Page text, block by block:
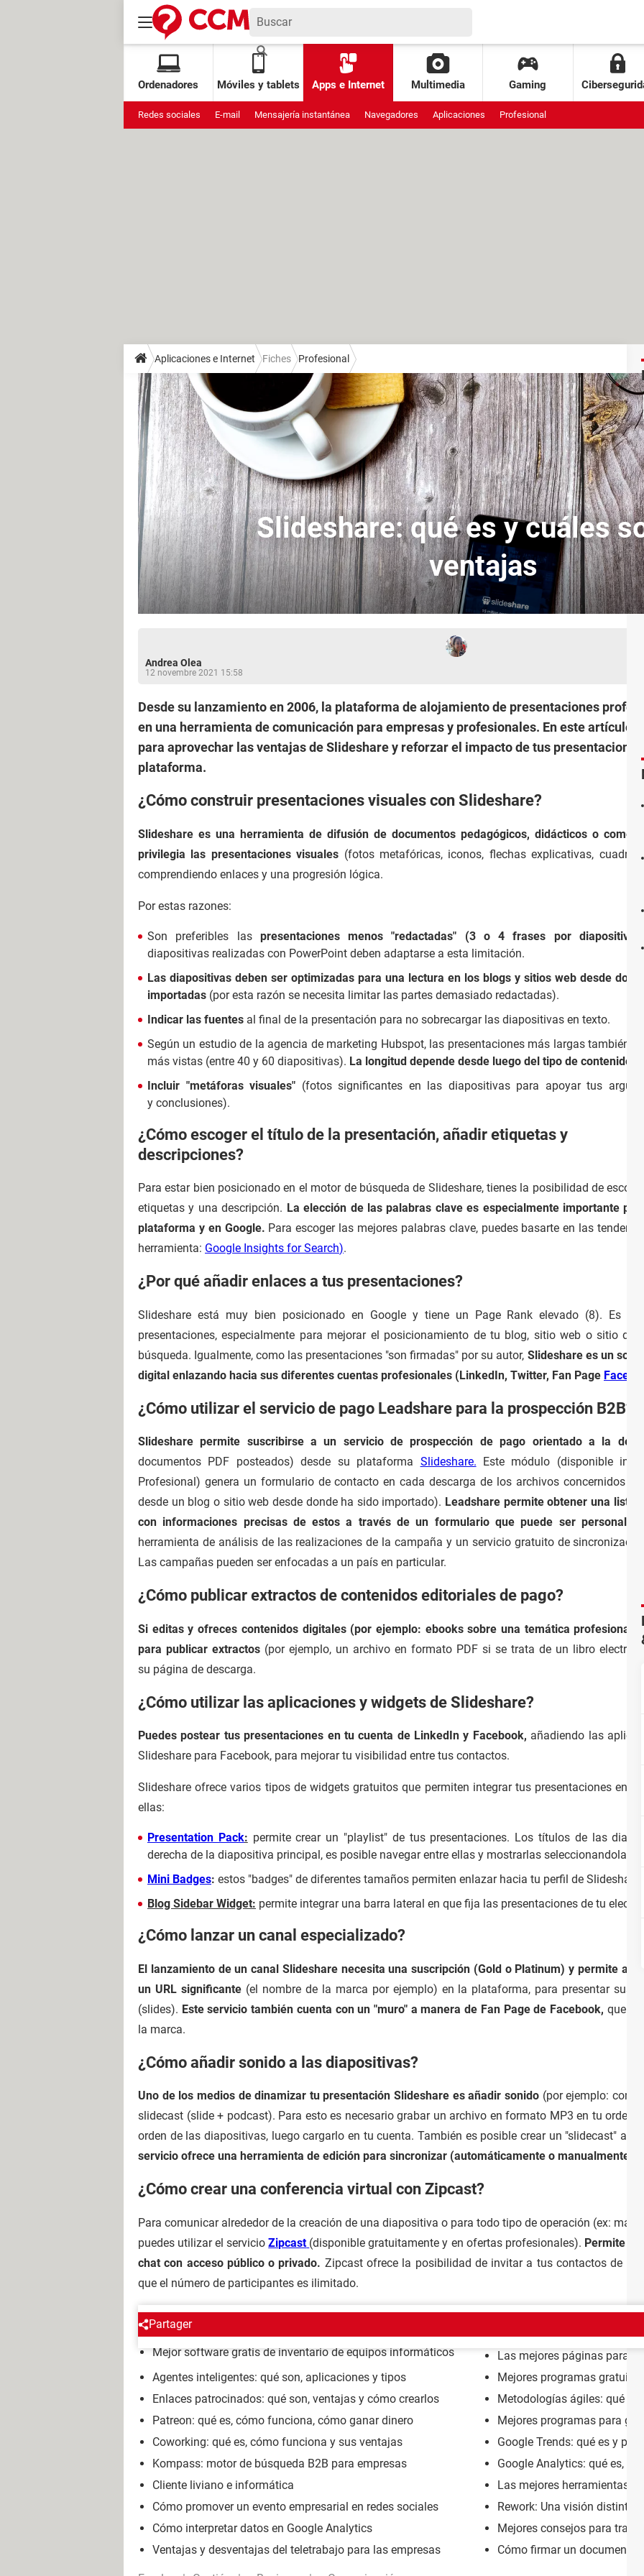
Ordenadores Móviles y tablets Apps e Internet Multimedia Gaming
Redes sociales E-mail Mensajería instantánea Navegadores Aplicaciones Profesional
Aplicaciones e Internet Fiches Profesional
Slideshare: qué es y cuáles
ventajas
Andrea Olea
12 novembre 2021 15:58
Desde su lanzamiento en 2006, la plataforma de alojamiento de presentaciones
en una herramienta de comunicación para empresas y profesionales. En este artículo
para aprovechar las ventajas de Slideshare y reforzar el impacto de tus presentaciones
plataforma.
¿Cómo construir presentaciones visuales con Slideshare?
Slideshare es una herramienta de difusión de documentos pedagógicos, didácticos o
privilegia las presentaciones visuales (fotos metafóricas, iconos, flechas explicativas,
comprendiendo enlaces y una progresión lógica.
Por estas razones:
Son preferibles las presentaciones menos "redactadas" (3 o 4 frases por diapositiva).
diapositivas realizadas con PowerPoint deben adaptarse a esta limitación.
Las diapositivas deben ser optimizadas para una lectura en los blogs y sitios web desde
importadas (por esta razón se necesita limitar las partes demasiado redactadas).
Indicar las fuentes al final de la presentación para no sobrecargar las diapositivas en texto.
Según un estudio de la agencia de marketing Hubspot, las presentaciones más largas también
más vistas (entre 40 y 60 diapositivas). La longitud depende desde luego del tipo de contenidos.
Incluir "metáforas visuales" (fotos significantes en las diapositivas para apoyar tus
y conclusiones).
¿Cómo escoger el título de la presentación, añadir etiquetas y
descripciones?
Para estar bien posicionado en el motor de búsqueda de Slideshare, tienes la posibilidad de
etiquetas y una descripción. La elección de las palabras clave es especialmente importante
plataforma y en Google. Para escoger las mejores palabras clave, puedes basarte en las
herramienta: Google Insights for Search).
¿Por qué añadir enlaces a tus presentaciones?
Slideshare está muy bien posicionado en Google y tiene un Page Rank elevado (8). Es
presentaciones, especialmente para mejorar el posicionamiento de tu blog, sitio web o sitio de
búsqueda. Igualmente, como las presentaciones "son firmadas" por su autor, Slideshare es un
digital enlazando hacia sus diferentes cuentas profesionales (LinkedIn, Twitter, Fan Page
¿Cómo utilizar el servicio de pago Leadshare para la prospección B2B?
Slideshare permite suscribirse a un servicio de prospección de pago orientado a la
documentos PDF posteados) desde su plataforma Slideshare. Este módulo (disponible
Profesional) genera un formulario de contacto en cada descarga de los archivos concernidos
desde un blog o sitio web desde donde ha sido importado). Leadshare permite obtener una lista
con informaciones precisas de estos a través de un formulario que puede ser
herramienta de análisis de las realizaciones de la campaña y un servicio gratuito de
Las campañas pueden ser enfocadas a un país en particular.
¿Cómo publicar extractos de contenidos editoriales de pago?
Si editas y ofreces contenidos digitales (por ejemplo: ebooks sobre una temática profesional)
para publicar extractos (por ejemplo, un archivo en formato PDF si se trata de un libro
su página de descarga.
¿Cómo utilizar las aplicaciones y widgets de Slideshare?
Puedes postear tus presentaciones en tu cuenta de LinkedIn y Facebook, añadiendo las
Slideshare para Facebook, para mejorar tu visibilidad entre tus contactos.
Slideshare ofrece varios tipos de widgets gratuitos que permiten integrar tus presentaciones en
ellas:
Presentation Pack: permite crear un "playlist" de tus presentaciones. Los títulos de las
derecha de la diapositiva principal, es posible navegar entre ellas y mostrarlas seleccionandolas
Mini Badges: estos "badges" de diferentes tamaños permiten enlazar hacia tu perfil de Slideshare
Blog Sidebar Widget: permite integrar una barra lateral en que fija las presentaciones de tu
¿Cómo lanzar un canal especializado?
El lanzamiento de un canal Slideshare necesita una suscripción (Gold o Platinum) y permite a
un URL significante(el nombre de la marca por ejemplo) en la plataforma, para presentar sus
(slides). Este servicio también cuenta con un "muro" a manera de Fan Page de Facebook, que
la marca.
¿Cómo añadir sonido a las diapositivas?
Uno de los medios de dinamizar tu presentación Slideshare es añadir sonido (por ejemplo:
slidecast (slide + podcast). Para esto es necesario grabar un archivo en formato MP3 en tu
orden de las diapositivas, luego cargarlo en tu cuenta. También es posible crear un "slidecast" a
servicio ofrece una herramienta de edición para sincronizar (automáticamente o manualmente)
¿Cómo crear una conferencia virtual con Zipcast?
Para comunicar alrededor de la creación de una diapositiva o para todo tipo de operación (ex:
puedes utilizar el servicio Zipcast (disponible gratuitamente y en ofertas profesionales). Permite
chat con acceso público o privado. Zipcast ofrece la posibilidad de invitar a tus contactos de
que el número de participantes es ilimitado.
Partager
PROFESIONAL
Mejor software gratis de inventario de equipos informáticos
Las mejores páginas para
Agentes inteligentes: qué son, aplicaciones y tipos
Mejores programas
Enlaces patrocinados: qué son, ventajas y cómo crearlos
Metodologías ágiles: qué
Patreon: qué es, cómo funciona, cómo ganar dinero
Mejores programas para
Coworking: qué es, cómo funciona y sus ventajas
Google Trends: qué es y para
Kompass: motor de búsqueda B2B para empresas
Google Analytics: qué es,
Cliente liviano e informática
Las mejores herramientas
Cómo promover un evento empresarial en redes sociales
Rework: Una visión distinta
Cómo interpretar datos en Google Analytics
Mejores consejos para
Ventajas y desventajas del teletrabajo para las empresas
Cómo firmar un documento